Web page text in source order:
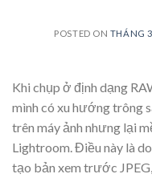
POSTED ON THÁNG
Khi chụp ở định dạng
mình có xu hướng trông
trên máy ảnh nhưng lại
Lightroom. Điều này là
tạo bản xem trước